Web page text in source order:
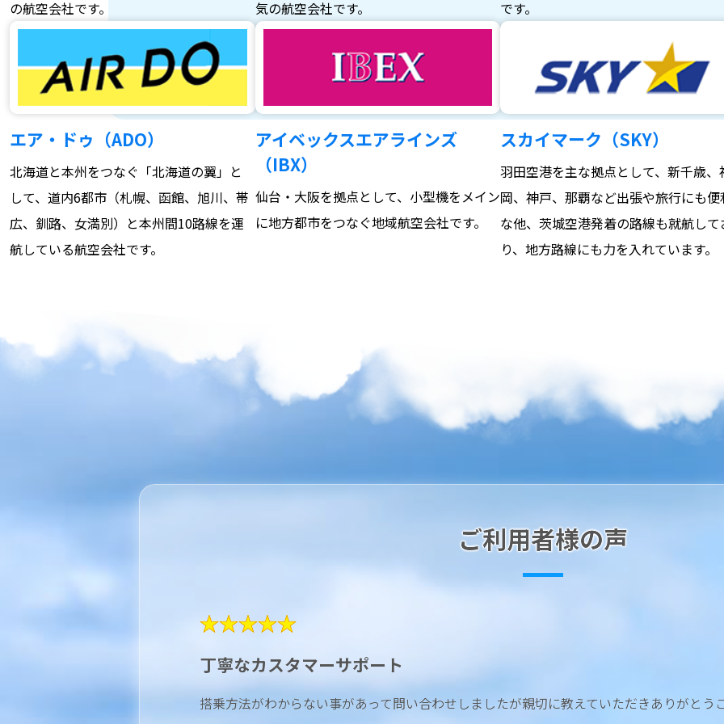
の航空会社です。
気の航空会社です。
です。
エア・ドゥ（ADO）
北海道と本州をつなぐ「北海道の翼」と
して、道内6都市（札幌、函館、旭川、帯
広、釧路、女満別）と本州間10路線を運
航している航空会社です。
アイベックスエアラインズ
（IBX）
仙台・大阪を拠点として、小型機をメイン
に地方都市をつなぐ地域航空会社です。
スカイマーク（SKY）
羽田空港を主な拠点として、新千歳、
岡、神戸、那覇など出張や旅行にも便
な他、茨城空港発着の路線も就航して
り、地方路線にも力を入れています。
ご利用者様の声
★★★★★
丁寧なカスタマーサポート
搭乗方法がわからない事があって問い合わせしましたが親切に教えていただきありがとう